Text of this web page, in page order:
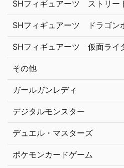
SHフィギュアーツ ストリー
SHフィギュアーツ ドラゴン
SHフィギュアーツ 仮面ライ
その他
ガールガンレディ
デジタルモンスター
デュエル・マスターズ
ポケモンカードゲーム